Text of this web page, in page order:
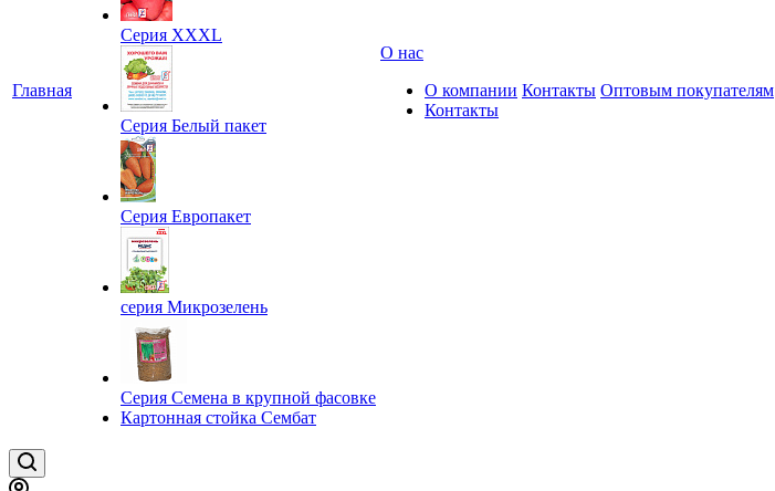
Главная
Серия XXXL
Серия Белый пакет
Серия Европакет
серия Микрозелень
Серия Семена в крупной фасовке
Картонная стойка Сембат
О нас
О компании
Контакты
Контакты Оптовым покупателям